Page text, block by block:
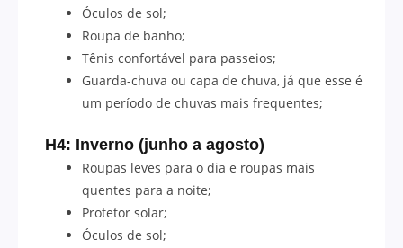
Óculos de sol;
Roupa de banho;
Tênis confortável para passeios;
Guarda-chuva ou capa de chuva, já que esse é
um período de chuvas mais frequentes;
H4: Inverno (junho a agosto)
Roupas leves para o dia e roupas mais
quentes para a noite;
Protetor solar;
Óculos de sol;